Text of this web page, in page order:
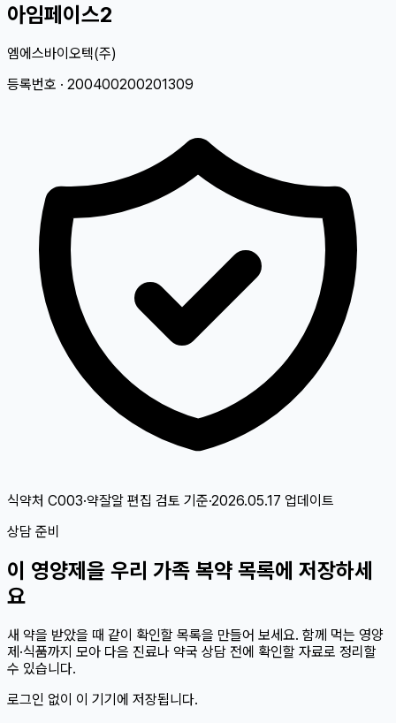
아임페이스2
엠에스바이오텍(주)
등록번호 · 200400200201309
식약처 C003·약잘알 편집 검토 기준·2026.05.17 업데이트
상담 준비
이 영양제 을 우리 가족 복약 목록에 저장하세
요
새 약을 받았을 때 같이 확인할 목록을 만들어 보세요. 함께 먹는 영양
제·식품까지 모아 다음 진료나 약국 상담 전에 확인할 자료로 정리할
수 있습니다.
로그인 없이 이 기기에 저장됩니다.